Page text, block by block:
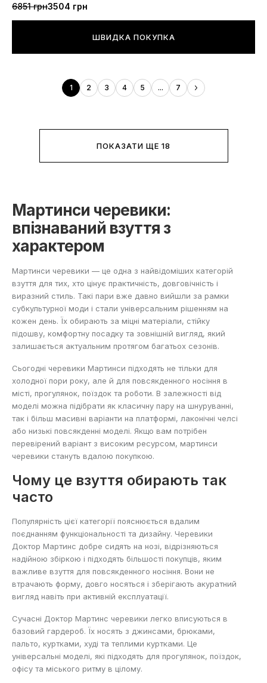
6851 грн3504 грн
ШВИДКА ПОКУПКА
1 2 3 4 5 ... 7
ПОКАЗАТИ ЩЕ 18
Мартинси черевики:
впізнаваний взуття з
характером
Мартинси черевики — це одна з найвідоміших категорій
взуття для тих, хто цінує практичність, довговічність і
виразний стиль. Такі пари вже давно вийшли за рамки
субкультурної моди і стали універсальним рішенням на
кожен день. Їх обирають за міцні матеріали, стійку
підошву, комфортну посадку та зовнішній вигляд, який
залишається актуальним протягом багатьох сезонів.
Сьогодні черевики Мартинси підходять не тільки для
холодної пори року, але й для повсякденного носіння в
місті, прогулянок, поїздок та роботи. В залежності від
моделі можна підібрати як класичну пару на шнуруванні,
так і більш масивні варіанти на платформі, лаконічні челсі
або низькі повсякденні моделі. Якщо вам потрібен
перевірений варіант з високим ресурсом, мартинси
черевики стануть вдалою покупкою.
Чому це взуття обирають так
часто
Популярність цієї категорії пояснюється вдалим
поєднанням функціональності та дизайну. Черевики
Доктор Мартинс добре сидять на нозі, відрізняються
надійною збіркою і підходять більшості покупців, яким
важливе взуття для повсякденного носіння. Вони не
втрачають форму, довго носяться і зберігають акуратний
вигляд навіть при активній експлуатації.
Сучасні Доктор Мартинс черевики легко вписуються в
базовий гардероб. Їх носять з джинсами, брюками,
пальто, куртками, худі та теплими куртками. Це
універсальні моделі, які підходять для прогулянок, поїздок,
офісу та міського ритму в цілому.